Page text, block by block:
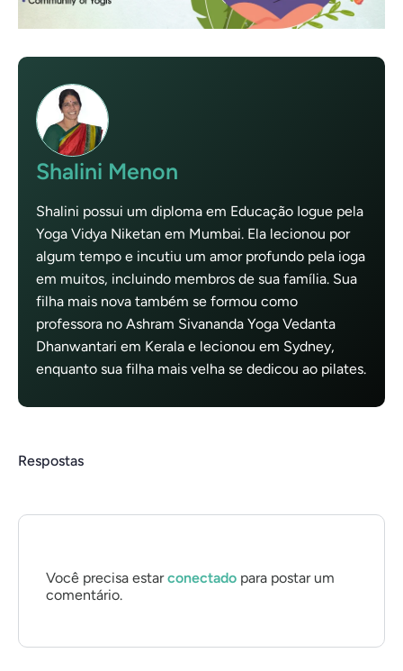
Shalini Menon
Shalini possui um diploma em Educação Iogue pela
Yoga Vidya Niketan em Mumbai. Ela lecionou por
algum tempo e incutiu um amor profundo pela ioga
em muitos, incluindo membros de sua família. Sua
filha mais nova também se formou como
professora no Ashram Sivananda Yoga Vedanta
Dhanwantari em Kerala e lecionou em Sydney,
enquanto sua filha mais velha se dedicou ao pilates.
Respostas
Você precisa estarconectado para postar um
comentário.